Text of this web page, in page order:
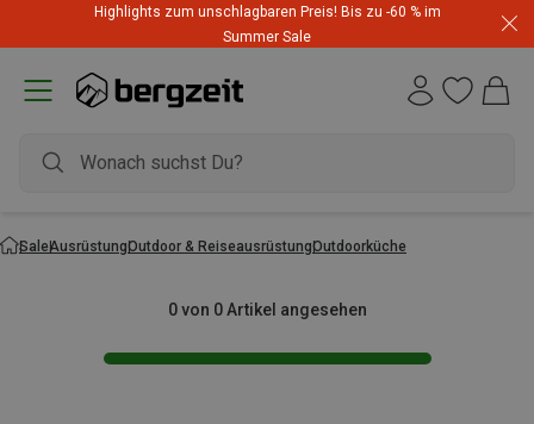
Highlights zum unschlagbaren Preis! Bis zu -60 % im
Summer Sale
SaleAusrüstungOutdoor & ReiseausrüstungOutdoorküche
0 von 0 Artikel angesehen